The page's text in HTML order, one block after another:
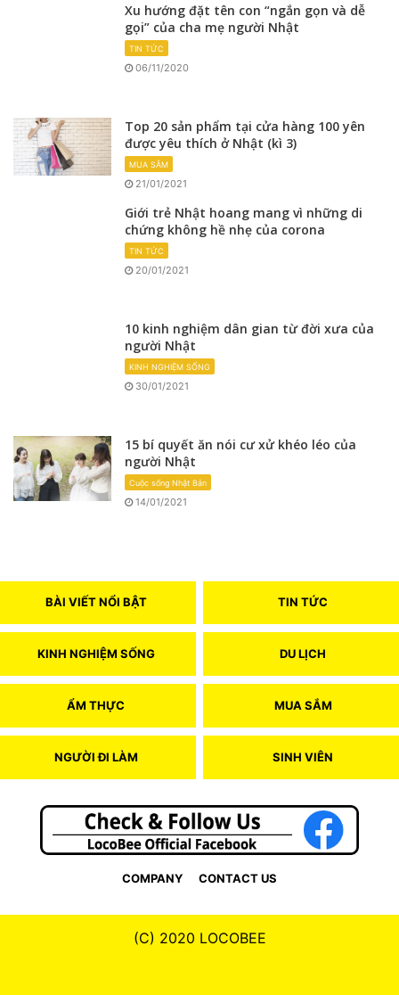
Xu hướng đặt tên con “ngắn gọn và dễ
gọi” của cha mẹ người Nhật
TIN TỨC
06/11/2020
Top 20 sản phẩm tại cửa hàng 100 yên
được yêu thích ở Nhật (kì 3)
MUA SẮM
21/01/2021
Giới trẻ Nhật hoang mang vì những di
chứng không hề nhẹ của corona
TIN TỨC
20/01/2021
10 kinh nghiệm dân gian từ đời xưa của
người Nhật
KINH NGHIỆM SỐNG
30/01/2021
15 bí quyết ăn nói cư xử khéo léo của
người Nhật
Cuộc sống Nhật Bản
14/01/2021
BÀI VIẾT NỔI BẬT TIN TỨC
KINH NGHIỆM SỐNG DU LỊCH
ẨM THỰC MUA SẮM
NGƯỜI ĐI LÀM SINH VIÊN
COMPANY CONTACT US
(C) 2020 LOCOBEE